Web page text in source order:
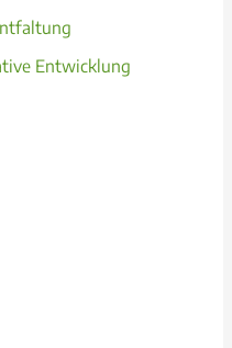
Entwicklung